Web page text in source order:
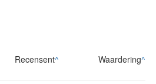
Recensent^ Waardering^